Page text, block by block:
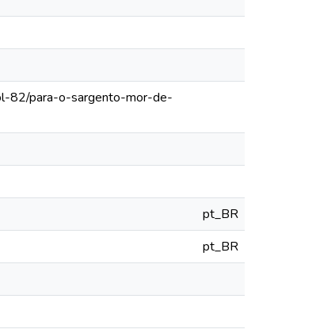
82/para-o-sargento-mor-de-
pt_BR
pt_BR